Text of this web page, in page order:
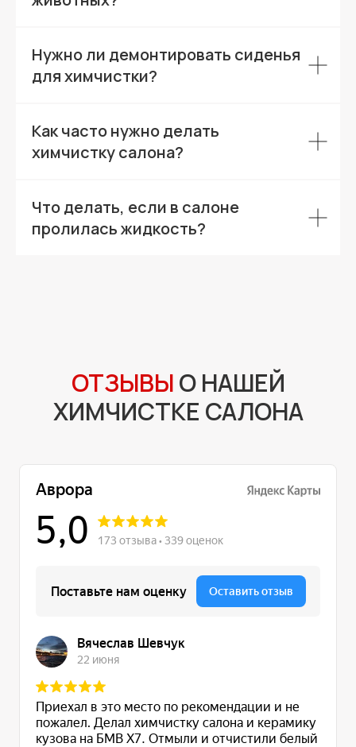
Нужно ли демонтировать сиденья
для химчистки?
Как часто нужно делать
химчистку салона?
Что делать, если в салоне
пролилась жидкость?
ОТЗЫВЫО НАШЕЙ
ХИМЧИСТКЕ САЛОНА